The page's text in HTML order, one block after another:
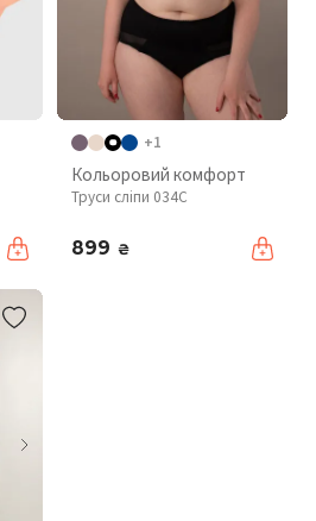
+1
Кольоровий комфорт
Труси сліпи 034C
899 ₴